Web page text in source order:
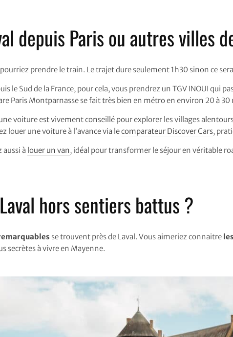
depuis Paris ou autres villes
prendre le train. Le trajet dure seulement 1h30 sinon ce
le Sud de la France, pour cela, vous prendrez un TGV INOUI qui
Paris Montparnasse se fait très bien en métro en environ 20 à
voiture est vivement conseillé pour explorer les villages
louer une voiture à l’avance via lecomparateur Discover Cars,
aussi à louer un van, idéal pour transformer le séjour en véritable
hors sentiers battus ?
se trouvent près de Laval. Vous aimeriez connaitre
secrètes à vivre en Mayenne.